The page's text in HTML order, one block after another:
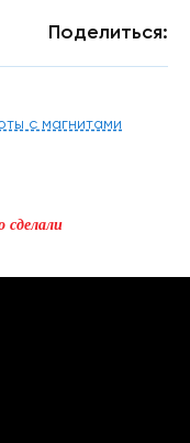
Поделиться:
с магнитами
сделали